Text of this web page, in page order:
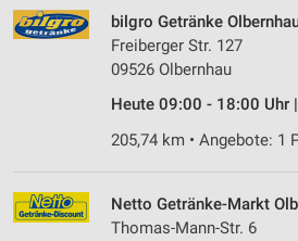
bilgro Getränke
Freiberger Str. 127
09526 Olbernhau
Heute 09:00 - 18:00 Uhr |
205,74 km • Angebote: 1
Netto Getränke-Markt
Thomas-Mann-Str. 6